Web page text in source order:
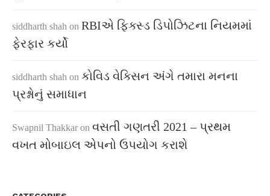
siddharth shah on RBIએ ફિક્સ્ડ ડિપોઝિટના નિયમમાં
ફેરફાર કર્યો
siddharth shah on કોવિડ વેક્સિન અંગે તમારા મનના
પ્રશ્નોનું સમાધાન
Swapnil Thakkar on વસતી ગણતરી 2021 – પ્રથમ
વખત મોબાઇલ એપનો ઉપયોગ કરાશે